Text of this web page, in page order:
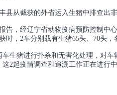
从截获的外省运入生猪中排查出非
告，经辽宁省动物疫病预防控制中
，2车分别载有生猪65头、70头，
生猪进行扑杀和无害化处理，对
2起疫情调查和追溯工作正在进行中